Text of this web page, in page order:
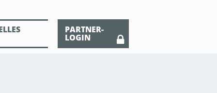
PARTNER-
LOGIN